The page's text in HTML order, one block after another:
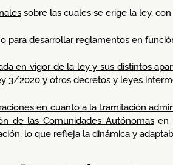
sobre las cuales se erige la ley,
para desarrollar reglamentos en
en vigor de la ley y sus distintos
3/2020 y otros decretos y leyes
en cuanto a la tramitación
de las Comunidades Autónomasen
lo que refleja la dinámica y